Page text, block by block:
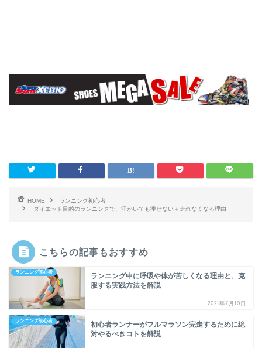
HOME
ランニング初心者
ダイエット目的のランニングで、汗かいても痩せない＋走れなくなる理由
こちらの記事もおすすめ
ランニング初心者
ランニング中に呼吸や体が苦しくなる理由と、克
服する実践方法を解説
2021年7月10日
ランニング初心者
初心者ランナーがフルマラソン完走するために絶
対やるべきコトを解説